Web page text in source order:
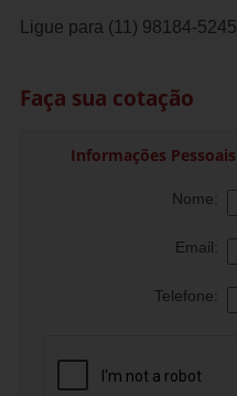
Ligue para (11) 98184-5245
Faça sua cotação
Informações Pessoais
Nome:
Email:
Telefone: